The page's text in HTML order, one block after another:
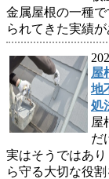
金属屋根の一種
られてきた実績が
屋
地
処
屋
だ
実はそうではあ
ら守る大切な役